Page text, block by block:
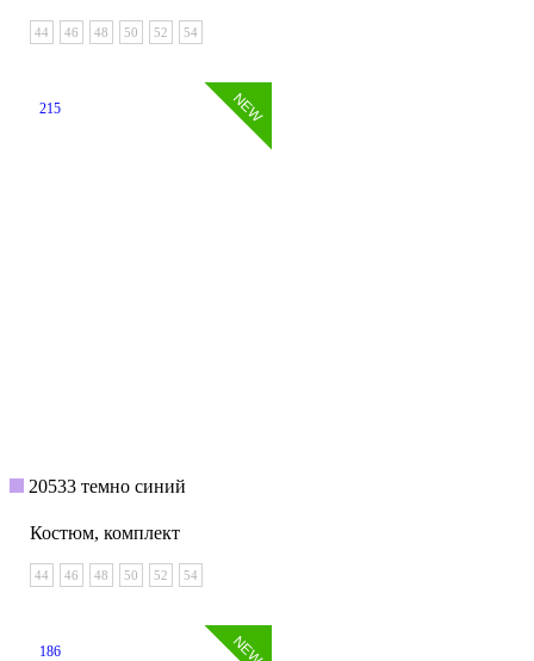
44 46 48 50 52 54
215
20533 темно синий
Костюм, комплект
44 46 48 50 52 54
186